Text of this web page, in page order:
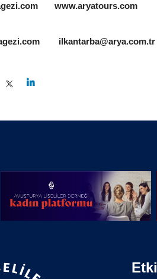
www.aryatours.com
ilkantarba@arya.com.tr